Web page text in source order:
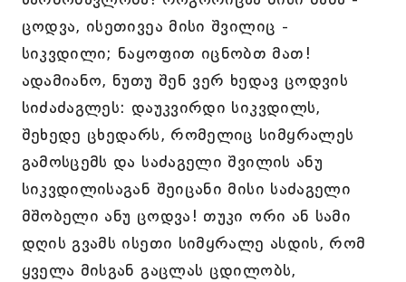
ცოდვა, ისეთივეა მისი შვილიც -
სიკვდილი; ნაყოფით იცნობთ მათ!
ადამიანო, ნუთუ შენ ვერ ხედავ ცოდვის
სიძაძაგლეს: დაუკვირდი სიკვდილს,
შეხედე ცხედარს, რომელიც სიმყრალეს
გამოსცემს და საძაგელი შვილის ანუ
სიკვდილისაგან შეიცანი მისი საძაგელი
მშობელი ანუ ცოდვა! თუკი ორი ან სამი
დღის გვამს ისეთი სიმყრალე ასდის, რომ
ყველა მისგან გაცლას ცდილობს,